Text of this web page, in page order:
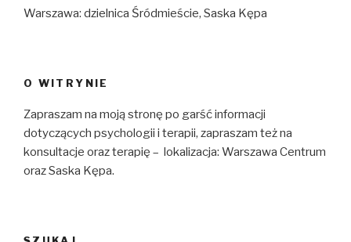
Warszawa: dzielnica Śródmieście, Saska Kępa
O WITRYNIE
Zapraszam na moją stronę po garść informacji
dotyczących psychologii i terapii, zapraszam też na
konsultacje oraz terapię – lokalizacja: Warszawa Centrum
oraz Saska Kępa.